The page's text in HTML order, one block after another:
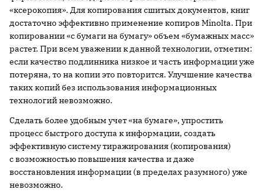
«ксерокопия». Для копирования сшитых документов, книг
достаточно эффективно применение копиров Minolta. При
копировании «с бумаги на бумагу» объем «бумажных масс»
растет. При всем уважении к данной технологии, отметим:
если качество подлинника низкое и часть информации уже
потеряна, то на копии это повторится. Улучшение качества
таких копий без использования информационных
технологий невозможно.
Сделать более удобным учет «на бумаге», упростить
процесс быстрого доступа к информации, создать
эффективную систему тиражирования (копирования)
с возможностью повышения качества и даже
восстановления информации (в пределах разумного) уже
невозможно.